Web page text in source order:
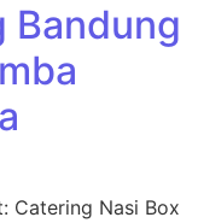
Bandung
Catering Nasi Box